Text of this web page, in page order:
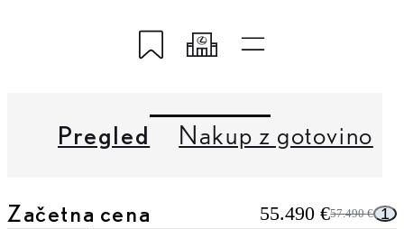
Shranite v My Lexus.
Delite mojo kodo.
Pregled Nakup z gotovino
Začetna cena 55.490 €57.490 € 1